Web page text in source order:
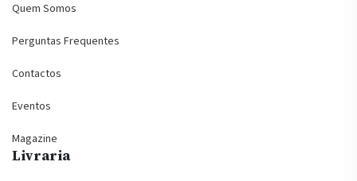
Quem Somos
Perguntas Frequentes
Contactos
Eventos
Magazine
Livraria